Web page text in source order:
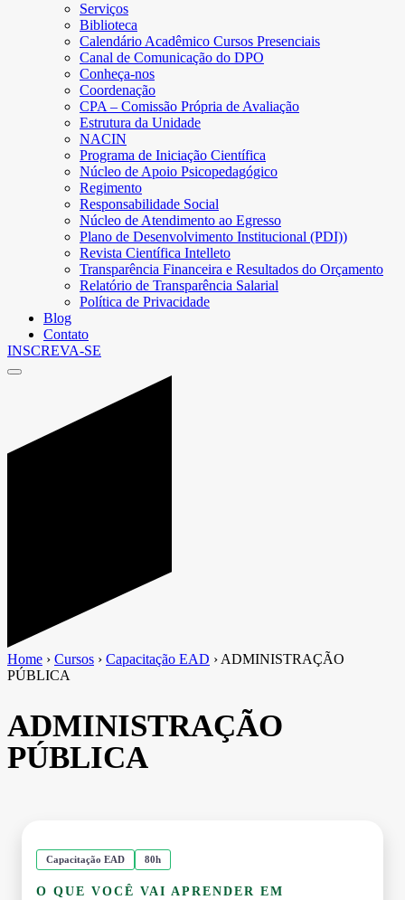
Serviços
Biblioteca
Calendário Acadêmico Cursos Presenciais
Canal de Comunicação do DPO
Conheça-nos
Coordenação
CPA – Comissão Própria de Avaliação
Estrutura da Unidade
NACIN
Programa de Iniciação Científica
Núcleo de Apoio Psicopedagógico
Regimento
Responsabilidade Social
Núcleo de Atendimento ao Egresso
Plano de Desenvolvimento Institucional (PDI))
Revista Científica Intelleto
Transparência Financeira e Resultados do Orçamento
Relatório de Transparência Salarial
Política de Privacidade
Blog
Contato
INSCREVA-SE
Home › Cursos › Capacitação EAD › ADMINISTRAÇÃO
PÚBLICA
ADMINISTRAÇÃO
PÚBLICA
Capacitação EAD 80h
O QUE VOCÊ VAI APRENDER EM